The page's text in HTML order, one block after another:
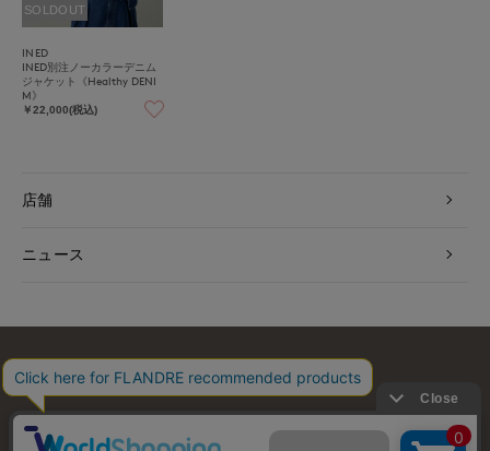
SOLDOUT
INED
INED別注ノーカラーデニム
ジャケット《Healthy DENI
M》
￥22,000(税込)
店舗
ニュース
お問い合わせ 利用規約 会社概要 プライバシーポリシー